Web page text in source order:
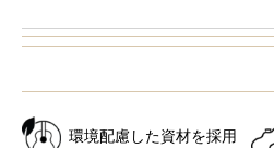
環境配慮した資材を採用